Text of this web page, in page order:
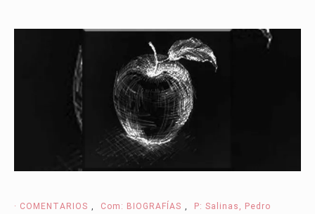
· COMENTARIOS , Com: BIOGRAFÍAS ,
P: Salinas, Pedro